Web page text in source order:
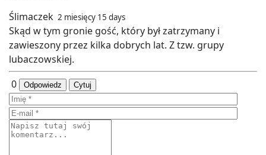
Ślimaczek 2 miesięcy 15 days
Skąd w tym gronie gość, który był zatrzymany i
zawieszony przez kilka dobrych lat. Z tzw. grupy
lubaczowskiej.
0
Odpowiedz Cytuj